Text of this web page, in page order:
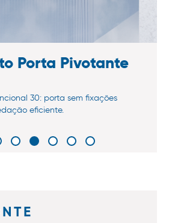
Porta Pivotante
30: porta sem fixações
eficiente.